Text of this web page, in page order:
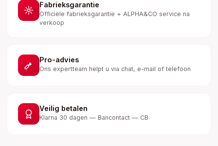
Fabrieksgarantie
Officiële fabrieksgarantie + ALPHA&CO service na
verkoop
Pro-advies
Ons expertteam helpt u via chat, e-mail of telefoon
Veilig betalen
Klarna 30 dagen — Bancontact — CB